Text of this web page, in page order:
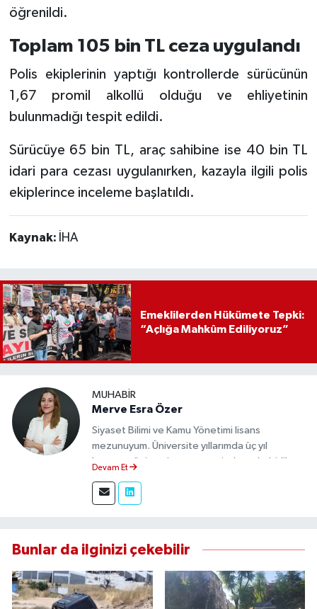
öğrenildi.
Toplam 105 bin TL ceza uygulandı
Polis ekiplerinin yaptığı kontrollerde sürücünün
1,67 promil alkollü olduğu ve ehliyetinin
bulunmadığı tespit edildi.
Sürücüye 65 bin TL, araç sahibine ise 40 bin TL
idari para cezası uygulanırken, kazayla ilgili polis
ekiplerince inceleme başlatıldı.
Kaynak: İHA
Emeklilerden Hükümete Tepki:
“Açlığa Mahkûm Ediliyoruz”
MUHABIR
Merve Esra Özer
Siyaset Bilimi ve Kamu Yönetimi lisans
mezunuyum. Üniversite yıllarımda üç yıl
boyunca üniversite gazetesinde muhabirlik
Haber'de sahadan doğru ve tarafsız bilgi
aktarımı sağlamaktayım.
Devam Et
Bunlar da ilginizi çekebilir